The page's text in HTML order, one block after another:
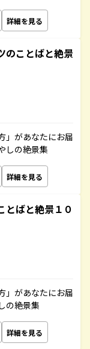
詳細を見る
のことばと絶景
」があなたにお届
しの絶景集
詳細を見る
とばと絶景１０
」があなたにお届
の絶景集
詳細を見る